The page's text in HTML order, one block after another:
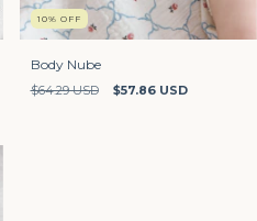
10% OFF
Body Nube
$64.29 USD $57.86 USD